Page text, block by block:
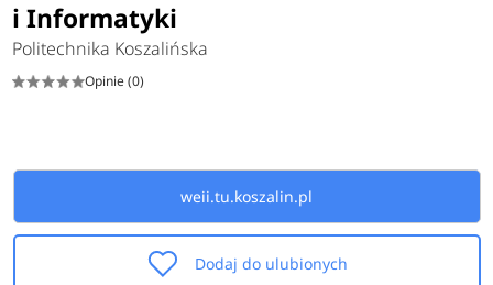
i Informatyki
Politechnika Koszalińska
Opinie (0)
weii.tu.koszalin.pl
Dodaj do ulubionych